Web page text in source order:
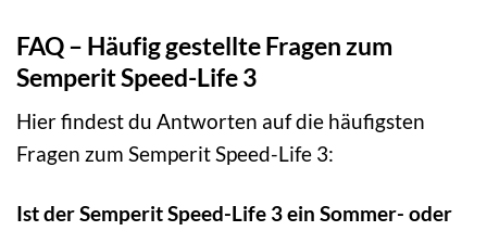
FAQ – Häufig gestellte Fragen zum
Semperit Speed-Life 3
Hier findest du Antworten auf die häufigsten
Fragen zum Semperit Speed-Life 3:
Ist der Semperit Speed-Life 3 ein Sommer- oder